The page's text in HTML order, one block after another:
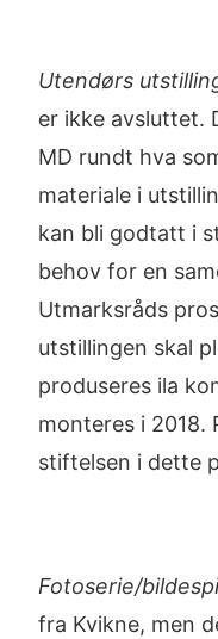
Utendørs
er ikke avsluttet.
MD rundt hva
materiale i
kan bli godtatt i
behov for en
Utmarksråds
utstillingen skal
produseres ila
monteres i 2018.
stiftelsen i dette
Fotoserie/
fra Kvikne, men